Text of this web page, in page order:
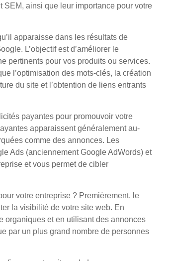
ainsi que leur importance pour votre
apparaisse dans les résultats de
L’objectif est d’améliorer le
pertinents pour vos produits ou services.
l’optimisation des mots-clés, la création
du site et l’obtention de liens entrants
payantes pour promouvoir votre
apparaissent généralement au-
comme des annonces. Les
Ads (anciennement Google AdWords) et
et vous permet de cibler
votre entreprise ? Premièrement, le
la visibilité de votre site web. En
organiques et en utilisant des annonces
par un plus grand nombre de personnes